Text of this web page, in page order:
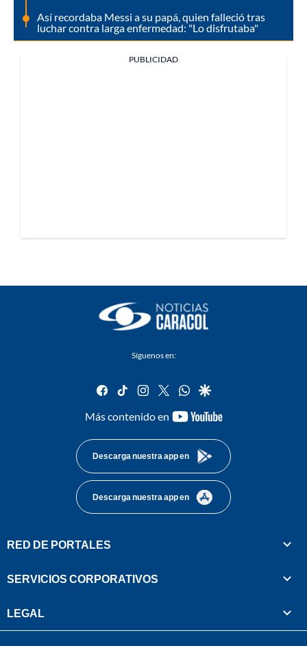
Así recordaba Messi a su papá, quien falleció tras
luchar contra larga enfermedad: "Lo disfrutaba"
PUBLICIDAD
Síguenos en:
facebook
tiktok instagram
twitterwhatsapp
google
Más contenido en
youtube-
Descarga nuestra app en
Descarga nuestra app en
RED DE PORTALES
SERVICIOS CORPORATIVOS
LEGAL